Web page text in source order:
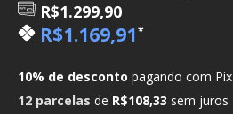
R$1.299,90
R$1.169,91*
10% de desconto pagando com Pix
12 parcelas de R$108,33 sem juros